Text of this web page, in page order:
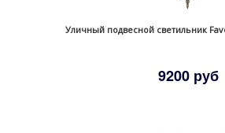
Уличный подвесной светильник
9200 руб